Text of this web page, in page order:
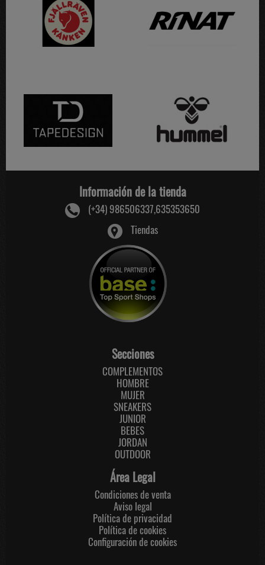
Información de la tienda
(+34) 986506337,635353650
Tiendas
Secciones
COMPLEMENTOS
HOMBRE
MUJER
SNEAKERS
JUNIOR
BEBES
JORDAN
OUTDOOR
Área Legal
Condiciones de venta
Aviso legal
Política de privacidad
Política de cookies
Configuración de cookies